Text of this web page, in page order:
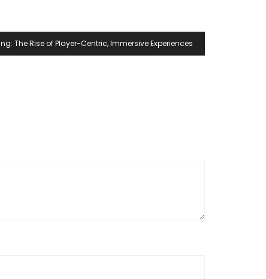
The Rise of Player-Centric, Immersive Experiences